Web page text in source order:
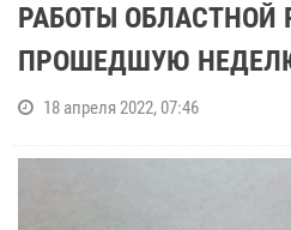
РАБОТЫ ОБЛАСТНОЙ
ПРОШЕДШУЮ
18 апреля 2022, 07:46